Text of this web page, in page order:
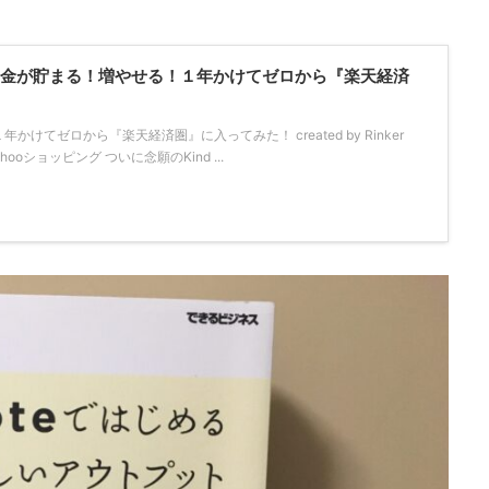
が貯まる！増やせる！１年かけてゼロから『楽天経済
かけてゼロから『楽天経済圏』に入ってみた！ created by Rinker
ショッピング ついに念願のKind ...